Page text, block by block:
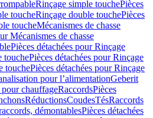
Rinçage simple touchePièces
toucheRinçage double touchePièces
toucheMécanismes de chasse
Mécanismes de chasse
Pièces détachées pour Rinçage
touchePièces détachées pour Rinçage
touchePièces détachées pour Rinçage
pour l’alimentationGeberit
chauffageRaccordsPièces
RéductionsCoudesTésRaccords
démontablesPièces détachées